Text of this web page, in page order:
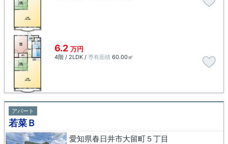
6.2 万円
4階 / 2LDK / 専有面積 60.00㎡
アパート
若菜Ｂ
愛知県春日井市大留町５丁目